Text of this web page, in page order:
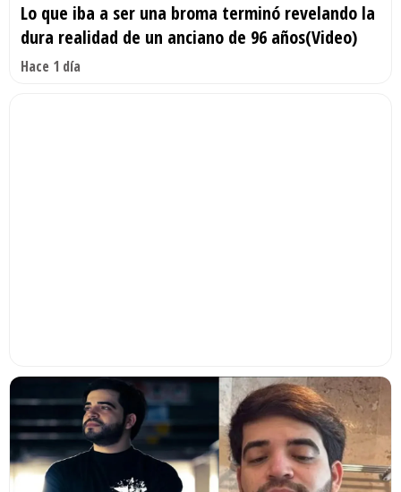
Lo que iba a ser una broma terminó revelando la
dura realidad de un anciano de 96 años(Video)
Hace 1 día